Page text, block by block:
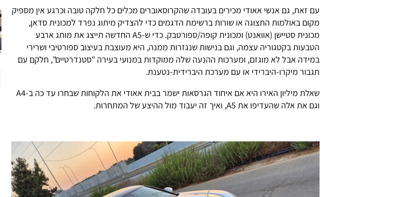
עם זאת, גם אנשי אאודי מכירים בעובדה שהקרוסאוברים מכלים כל חלקה טובה וכרגע אין מספיק
מקום באולמות התצוגה או שורות ברשימת הדגמים כדי להצדיק מיתוג נפרד למכונית סדאן,
מכונית סטיישן (אוואנט) ומכונית קופה/ספורטבק. כדי ש-A5 החדשה תייצג את מותג ארבע
הטבעות בקטגוריה עצמה, וגם בנישות שנגזרות ממנה, היא מעוצבת בעיצוב ספורטיבי ושרירי
במידה אבל לא מוגזם, ומערכות ההנעה שלה ממוקדות במנועי בעירה "סטנדרטיים", חלקם עם
תגבור מיקרו-היברידי או עם מערכת היברידית-נטענת.
שאלת מיליון האירו היא אם איחוד הגרסאות ישמר בבית אאודי את הלקוחות שבחרו עד כה ב-A4
וגם את אלה שהעדיפו את A5, ואיך זה יעבוד מול ההיצע של המתחרות.